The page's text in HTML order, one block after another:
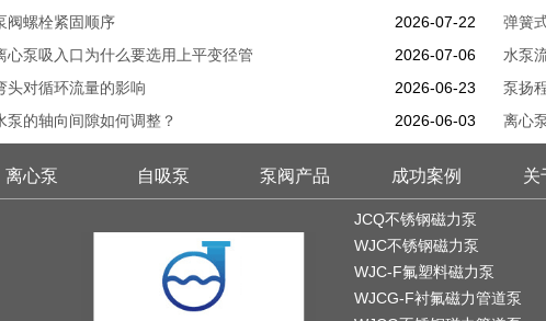
阀螺栓紧固顺序
2026-07-22 弹簧
心泵吸入口为什么要选用上平变径管
2026-07-06 水泵
头对循环流量的影响
2026-06-23 泵扬
泵的轴向间隙如何调整？
2026-06-03 离心
离心泵 自吸泵 泵阀产品 成功案例 关
JCQ不锈钢磁力泵
WJC不锈钢磁力泵
WJC-F氟塑料磁力泵
WJCG-F衬氟磁力管道泵